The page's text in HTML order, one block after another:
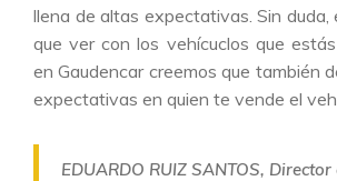
llena de altas expectativas. Sin duda,
que ver con los vehícuclos que
en Gaudencar creemos que también
expectativas en quien te vende el
EDUARDO RUIZ SANTOS,